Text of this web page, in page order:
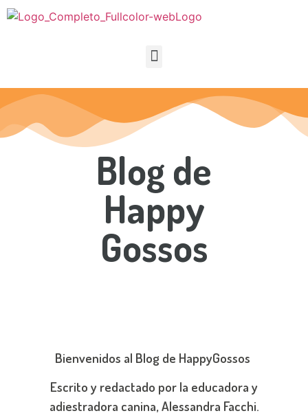
Blog de
Happy
Gossos
Bienvenidos al Blog de HappyGossos
Escrito y redactado por la educadora y
adiestradora canina, Alessandra Facchi.